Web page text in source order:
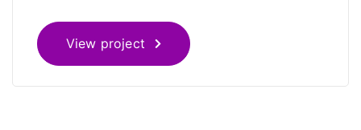
View project